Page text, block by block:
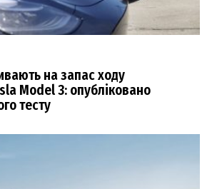
на запас ходу
Model 3: опубліковано
тесту